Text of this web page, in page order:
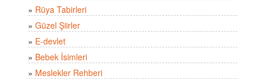
» Rüya Tabirleri
» Güzel Şiirler
» E-devlet
» Bebek İsimleri
» Meslekler Rehberi